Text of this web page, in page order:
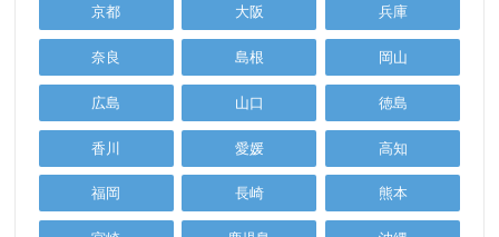
京都 大阪 兵庫
奈良 島根 岡山
広島 山口 徳島
香川 愛媛 高知
福岡 長崎 熊本